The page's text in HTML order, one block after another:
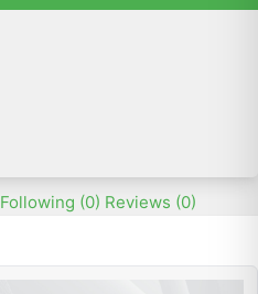
Following (0) Reviews (0)